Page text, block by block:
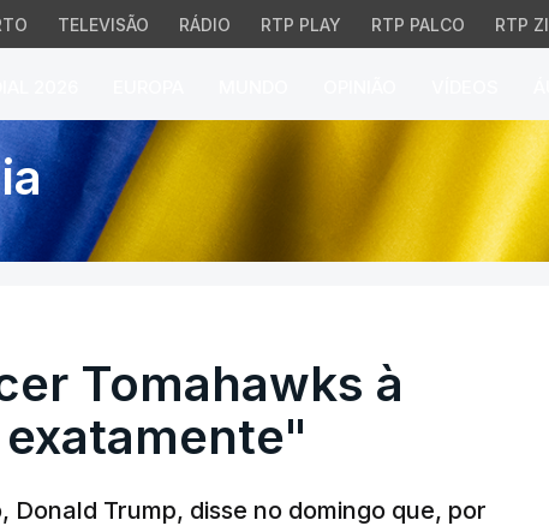
TELEVISÃO RÁDIO RTP PLAY RTP PALCO RTP
Tomahawks à
Tomahawks à
Trump, disse no domingo que, por